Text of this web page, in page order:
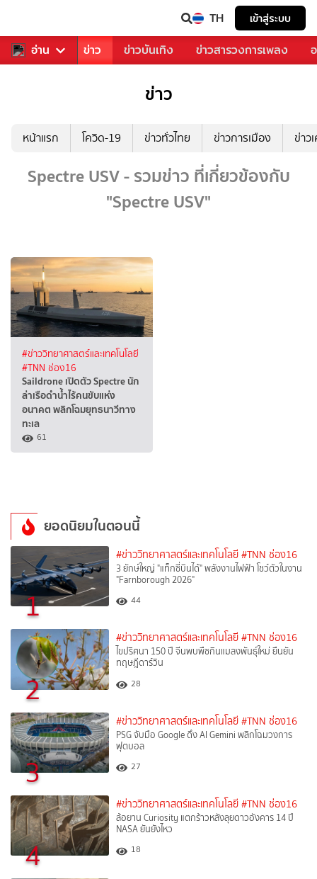
TH เข้าสู่ระบบ
อ่าน
คุณ กีฬา ข่าว ข่าวบันเทิง ข่าวสารวงการเพลง
ข่าว
หน้าแรก โควิด-19 ข่าวทั่วไทย ข่าวการเมือง ข่าว
Spectre USV - รวมข่าว ที่เกี่ยวข้องกับ
"Spectre USV"
#ข่าววิทยาศาสตร์และเทคโนโลยี
#TNN ช่อง16
Saildrone เปิดตัว Spectre นัก
ล่าเรือดำน้ำไร้คนขับแห่ง
อนาคต พลิกโฉมยุทธนาวีทาง
ทะเล
61
ยอดนิยมในตอนนี้
1
#ข่าววิทยาศาสตร์และเทคโนโลยี #TNN ช่อง16
3 ยักษ์ใหญ่ "แท็กซี่บินได้" พลังงานไฟฟ้า โชว์ตัวในงาน
"Farnborough 2026"
44
2
#ข่าววิทยาศาสตร์และเทคโนโลยี #TNN ช่อง16
ไขปริศนา 150 ปี จีนพบพืชกินแมลงพันธุ์ใหม่ ยืนยัน
ทฤษฎีดาร์วิน
28
3
#ข่าววิทยาศาสตร์และเทคโนโลยี #TNN ช่อง16
PSG จับมือ Google ดึง AI Gemini พลิกโฉมวงการ
ฟุตบอล
27
4
#ข่าววิทยาศาสตร์และเทคโนโลยี #TNN ช่อง16
ล้อยาน Curiosity แตกร้าวหลังลุยดาวอังคาร 14 ปี
NASA ยันยังไหว
18